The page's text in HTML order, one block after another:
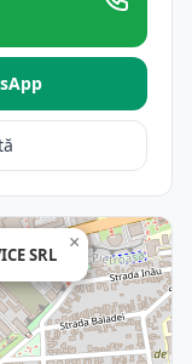
SRL
×